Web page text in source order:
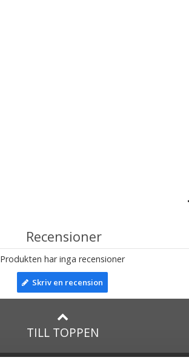
Recensioner
Produkten har inga recensioner
Skriv en recension
TILL TOPPEN